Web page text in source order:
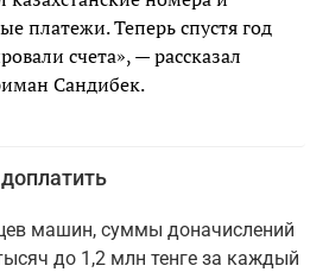
платежи. Теперь спустя год
счета», — рассказал
Сандибек.
машин, суммы доначислений
до 1,2 млн тенге за каждый